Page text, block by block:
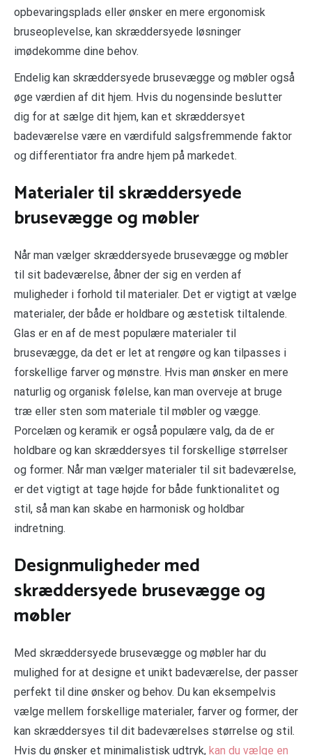
opbevaringsplads eller ønsker en mere ergonomisk
bruseoplevelse, kan skræddersyede løsninger
imødekomme dine behov.
Endelig kan skræddersyede brusevægge og møbler også
øge værdien af dit hjem. Hvis du nogensinde beslutter
dig for at sælge dit hjem, kan et skræddersyet
badeværelse være en værdifuld salgsfremmende faktor
og differentiator fra andre hjem på markedet.
Materialer til skræddersyede
brusevægge og møbler
Når man vælger skræddersyede brusevægge og møbler
til sit badeværelse, åbner der sig en verden af
muligheder i forhold til materialer. Det er vigtigt at vælge
materialer, der både er holdbare og æstetisk tiltalende.
Glas er en af de mest populære materialer til
brusevægge, da det er let at rengøre og kan tilpasses i
forskellige farver og mønstre. Hvis man ønsker en mere
naturlig og organisk følelse, kan man overveje at bruge
træ eller sten som materiale til møbler og vægge.
Porcelæn og keramik er også populære valg, da de er
holdbare og kan skræddersyes til forskellige størrelser
og former. Når man vælger materialer til sit badeværelse,
er det vigtigt at tage højde for både funktionalitet og
stil, så man kan skabe en harmonisk og holdbar
indretning.
Designmuligheder med
skræddersyede brusevægge og
møbler
Med skræddersyede brusevægge og møbler har du
mulighed for at designe et unikt badeværelse, der passer
perfekt til dine ønsker og behov. Du kan eksempelvis
vælge mellem forskellige materialer, farver og former, der
kan skræddersyes til dit badeværelses størrelse og stil.
Hvis du ønsker et minimalistisk udtryk, kan du vælge en